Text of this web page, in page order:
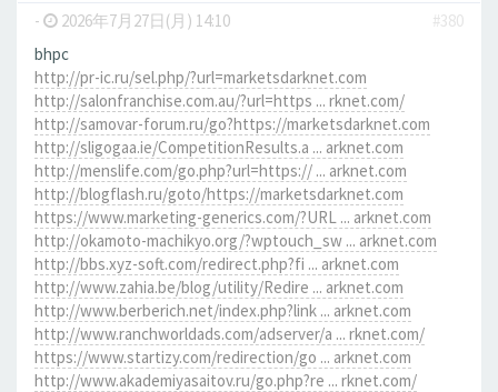
- 2026年7月27日(月) 14:10
#380
bhpc
http://pr-ic.ru/sel.php/?url=marketsdarknet.com
http://salonfranchise.com.au/?url=https ... rknet.com/
http://samovar-forum.ru/go?https://marketsdarknet.com
http://sligogaa.ie/CompetitionResults.a ... arknet.com
http://menslife.com/go.php?url=https:// ... arknet.com
http://blogflash.ru/goto/https://marketsdarknet.com
https://www.marketing-generics.com/?URL ... arknet.com
http://okamoto-machikyo.org/?wptouch_sw ... arknet.com
http://bbs.xyz-soft.com/redirect.php?fi ... arknet.com
http://www.zahia.be/blog/utility/Redire ... arknet.com
http://www.berberich.net/index.php?link ... arknet.com
http://www.ranchworldads.com/adserver/a ... rknet.com/
https://www.startizy.com/redirection/go ... arknet.com
http://www.akademiyasaitov.ru/go.php?re ... rknet.com/